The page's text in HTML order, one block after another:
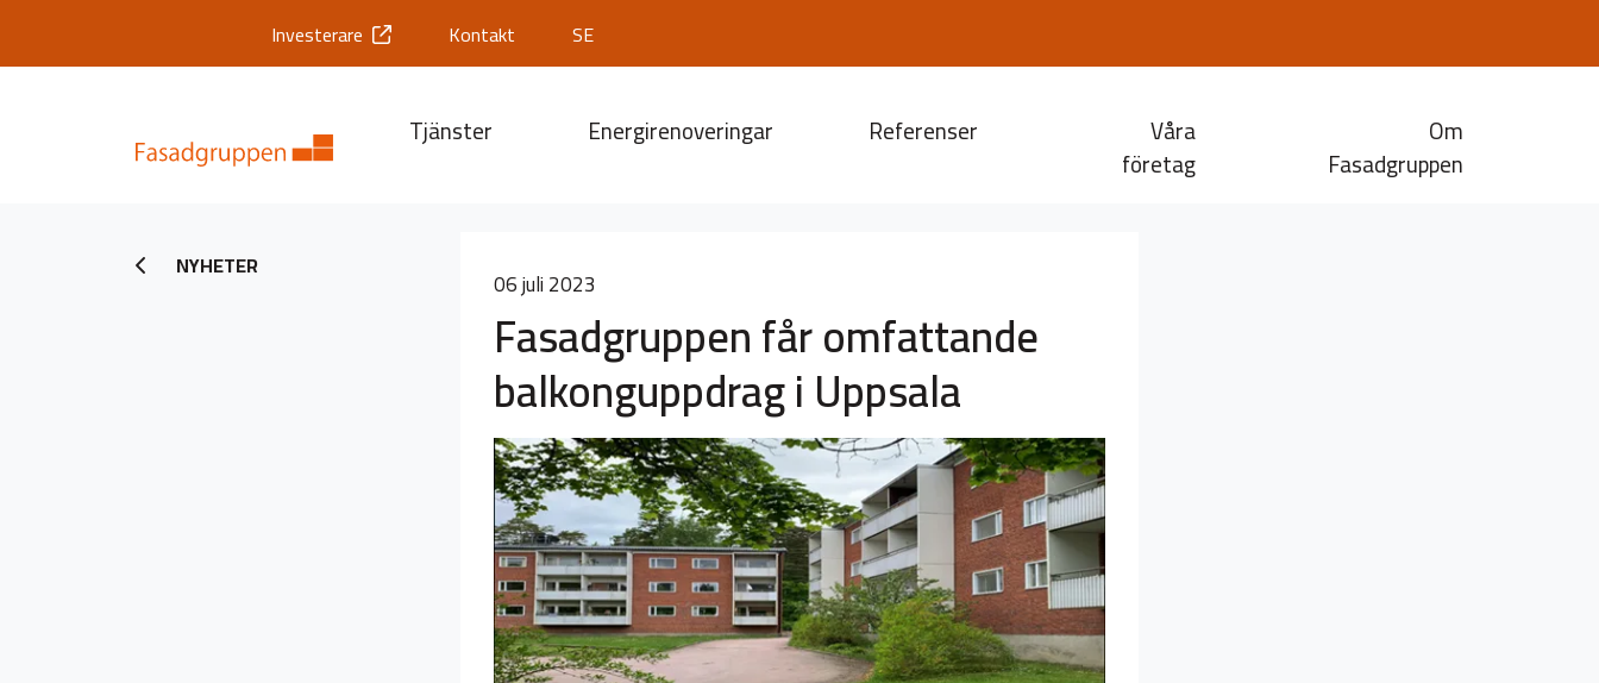
Investerare Kontakt SE
Tjänster Energirenoveringar Referenser Våra
företag
Om
Fasadgruppen
NYHETER 06 juli 2023
Fasadgruppen får omfattande
balkonguppdrag i Uppsala